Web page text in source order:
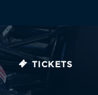
TICKETS